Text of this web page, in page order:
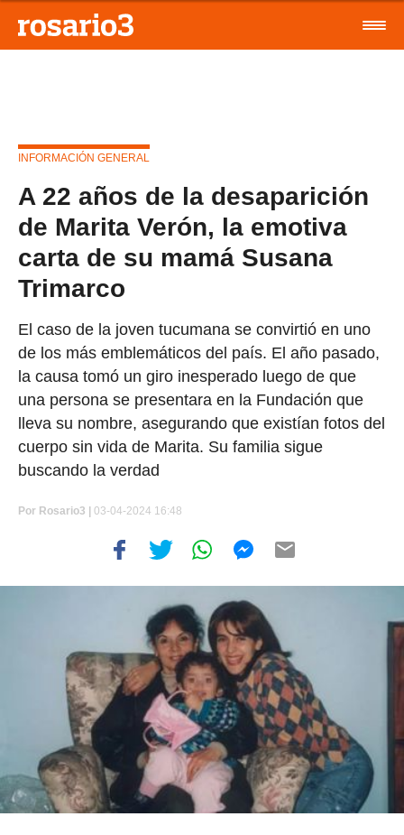
INFORMACIÓN GENERAL
A 22 años de la desaparición
de Marita Verón, la emotiva
carta de su mamá Susana
Trimarco
El caso de la joven tucumana se convirtió en uno
de los más emblemáticos del país. El año pasado,
la causa tomó un giro inesperado luego de que
una persona se presentara en la Fundación que
lleva su nombre, asegurando que existían fotos del
cuerpo sin vida de Marita. Su familia sigue
buscando la verdad
Por Rosario3 | 03-04-2024 16:48